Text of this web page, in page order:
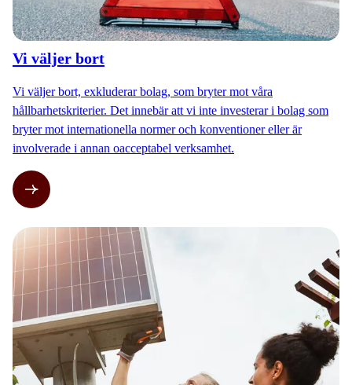
Vi väljer bort
Vi väljer bort, exkluderar bolag, som bryter mot våra
hållbarhetskriterier. Det innebär att vi inte investerar i bolag som
bryter mot internationella normer och konventioner eller är
involverade i annan oacceptabel verksamhet.